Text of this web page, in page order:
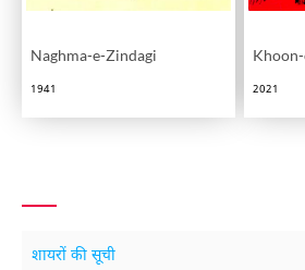
Naghma-e-Zindagi
1941 2021
शायरों की सूची